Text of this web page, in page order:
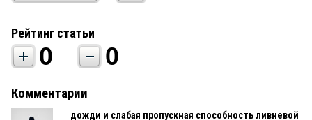
Рейтинг статьи
0 0
Комментарии
дожди и слабая пропускная способность ливневой